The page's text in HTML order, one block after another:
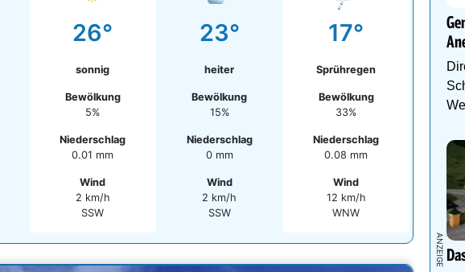
26°
sonnig
Bewölkung
5%
Niederschlag
0.01 mm
Wind
2 km/h
SSW
23°
heiter
Bewölkung
15%
Niederschlag
0 mm
Wind
2 km/h
SSW
17°
Sprühregen
Bewölkung
33%
Niederschlag
0.08 mm
Wind
12 km/h
WNW